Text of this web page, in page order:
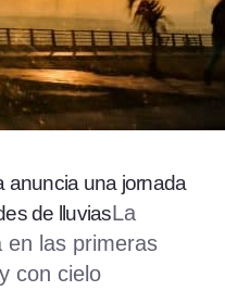
anuncia una jornada
de lluviasLa
en las primeras
con cielo